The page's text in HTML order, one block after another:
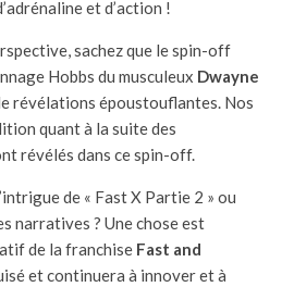
et d’action !
sachez que le spin-off
Hobbs du musculeux Dwayne
révélations époustouflantes. Nos
quant à la suite des
révélés dans ce spin-off.
de « Fast X Partie 2 » ou
narratives ? Une chose est
de la franchise Fast and
et continuera à innover et à